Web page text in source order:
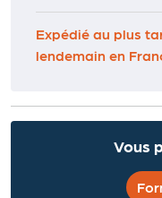
Expédié au plus
lendemain en
Vous